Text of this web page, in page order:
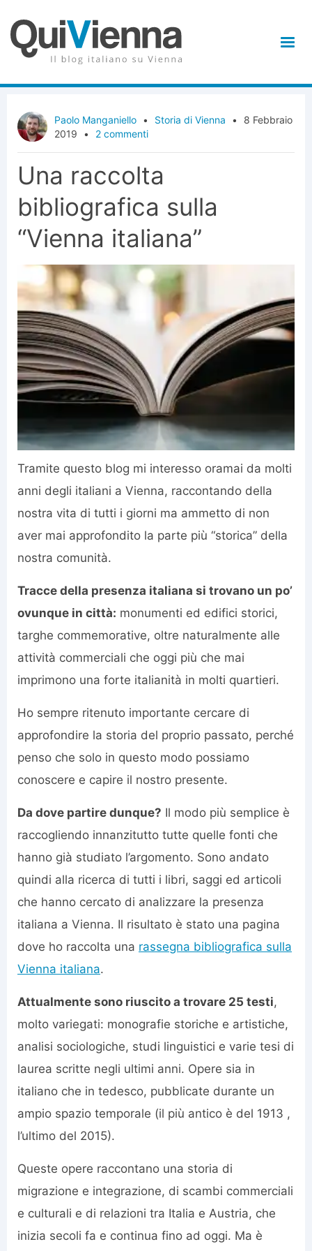
Paolo Manganiello • Storia di Vienna •
8 Febbraio
2019
• 2 commenti
Una raccolta
bibliografica sulla
“Vienna italiana”
Tramite questo blog mi interesso oramai da molti
anni degli italiani a Vienna, raccontando della
nostra vita di tutti i giorni ma ammetto di non
aver mai approfondito la parte più “storica” della
nostra comunità.
Tracce della presenza italiana si trovano un po’
ovunque in città: monumenti ed edifici storici,
targhe commemorative, oltre naturalmente alle
attività commerciali che oggi più che mai
imprimono una forte italianità in molti quartieri.
Ho sempre ritenuto importante cercare di
approfondire la storia del proprio passato, perché
penso che solo in questo modo possiamo
conoscere e capire il nostro presente.
Da dove partire dunque? Il modo più semplice è
raccogliendo innanzitutto tutte quelle fonti che
hanno già studiato l’argomento. Sono andato
quindi alla ricerca di tutti i libri, saggi ed articoli
che hanno cercato di analizzare la presenza
italiana a Vienna. Il risultato è stato una pagina
dove ho raccolta una rassegna bibliografica sulla
Vienna italiana.
Attualmente sono riuscito a trovare 25 testi,
molto variegati: monografie storiche e artistiche,
analisi sociologiche, studi linguistici e varie tesi di
laurea scritte negli ultimi anni. Opere sia in
italiano che in tedesco, pubblicate durante un
ampio spazio temporale (il più antico è del 1913 ,
l’ultimo del 2015).
Queste opere raccontano una storia di
migrazione e integrazione, di scambi commerciali
e culturali e di relazioni tra Italia e Austria, che
inizia secoli fa e continua fino ad oggi. Ma è